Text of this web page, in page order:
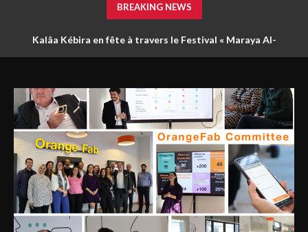
BREAKING NEWS
Kalâa Kébira en fête à travers le Festival « Maraya Al-